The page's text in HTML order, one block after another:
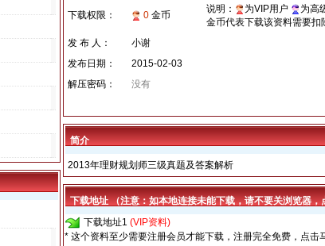
下载权限： 0金币
说明： 为VIP用户 为高
金币代表下载该资料需要扣
发 布 人：
小谢
发布日期：
2015-02-03
解压密码：
没有
简介
2013年理财规划师三级真题及答案解析
下载地址 （注意：如本地连接未能下载，请不要关浏览器
下载地址1 (VIP资料)
* 这个资料至少需要注册会员才能下载，注册完全免费，点击